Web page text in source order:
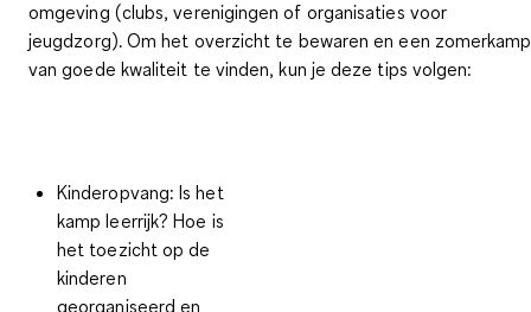
omgeving (clubs, verenigingen of organisaties voor
jeugdzorg). Om het overzicht te bewaren en een zomerkamp
van goede kwaliteit te vinden, kun je deze tips volgen:
Kinderopvang:Is het
kamp leerrijk? Hoe is
het toezicht op de
kinderen
georganiseerd en